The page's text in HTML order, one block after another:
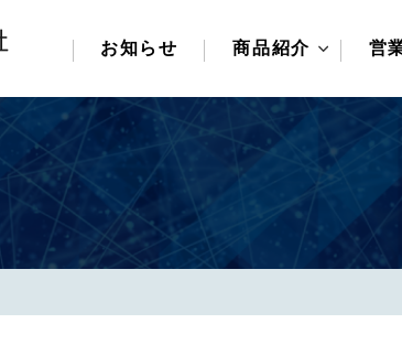
お知らせ 商品紹介
ビートポット苗吊り機
ビート培土機
在庫商品について
営
取扱
取扱
変・
自動